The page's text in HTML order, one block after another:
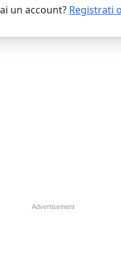
un account? Registrati